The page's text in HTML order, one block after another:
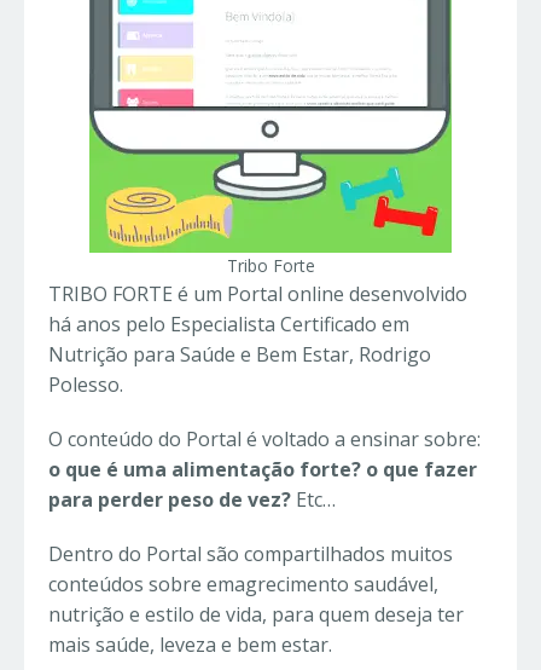
Tribo Forte
TRIBO FORTE é um Portal online desenvolvido
há anos pelo Especialista Certificado em
Nutrição para Saúde e Bem Estar, Rodrigo
Polesso.
O conteúdo do Portal é voltado a ensinar sobre:
o que é uma alimentação forte? o que fazer
para perder peso de vez? Etc…
Dentro do Portal são compartilhados muitos
conteúdos sobre emagrecimento saudável,
nutrição e estilo de vida, para quem deseja ter
mais saúde, leveza e bem estar.